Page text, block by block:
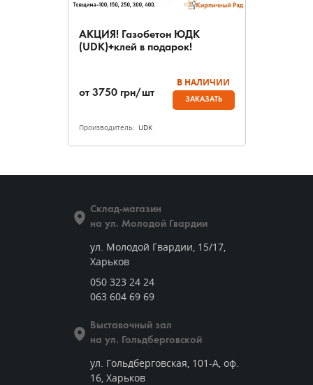
АКЦИЯ! Газобетон ЮДК
(UDK)+клей в подарок!
от 3750 грн/шт
В НАЛИЧИИ
ЗАКАЗАТЬ
Производитель: UDK
Склад-магазин
на ул. Молодой Гвардии
ул. Молодой Гвардии, 15/17,
Харьков
050 323 24 24
063 604 69 69
Выставочный зал
на ул. Гольдберговской
ул. Гольдберговская, 101-А, оф.
16, Харьков